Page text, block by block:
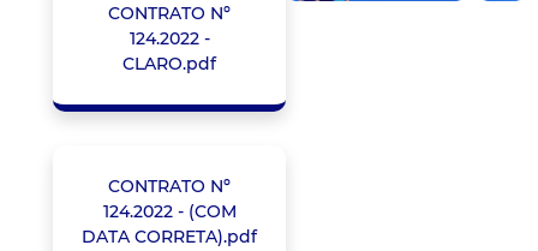
CONTRATO Nº
124.2022 -
CLARO.pdf
CONTRATO Nº
124.2022 - (COM
DATA CORRETA).pdf